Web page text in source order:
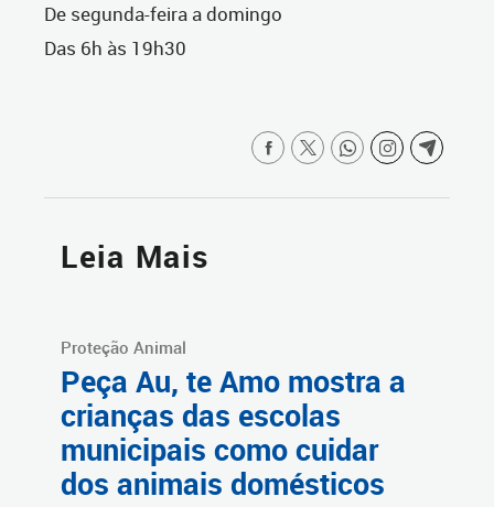
De segunda-feira a domingo
Das 6h às 19h30
Leia Mais
Proteção Animal
Peça Au, te Amo mostra a
crianças das escolas
municipais como cuidar
dos animais domésticos